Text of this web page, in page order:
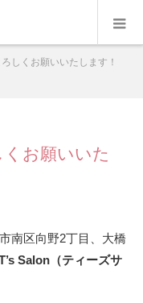
しくお願いいたします！
くお願いいた
南区向野2丁目、大橋
T’s Salon（ティーズサ